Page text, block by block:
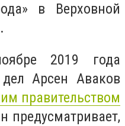
в Верховной
2019 года
Арсен Аваков
правительством
предусматривает,